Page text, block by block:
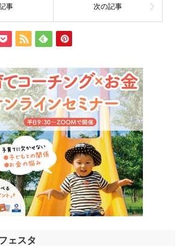
事 次の記事
ェスタ